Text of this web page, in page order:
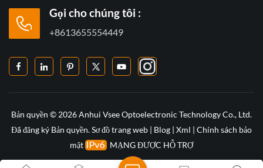
Gọi cho chúng tôi :
+8613655554449
Bản quyền © 2026 Anhui Vsee Optoelectronic Technology Co., Ltd.
Đã đăng ký Bản quyền.Sơ đồ trang web | Blog | Xml | Chính sách bảo
mật
MẠNG ĐƯỢC HỖ TRỢ